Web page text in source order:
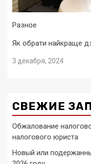
Разное
Як обрати найкраще
3 декабря, 2024
СВЕЖИЕ
Обжалование
налогового юриста
Новый или